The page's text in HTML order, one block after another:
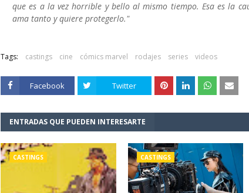
que es a la vez horrible y bello al mismo tiempo. Esa es la
ama tanto y quiere protegerlo."
Tags: castings cine cómics marvel rodajes series videos
Facebook Twitter
ENTRADAS QUE PUEDEN INTERESARTE
CASTINGS CASTINGS